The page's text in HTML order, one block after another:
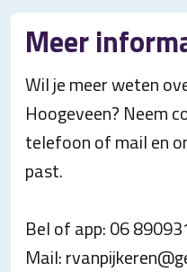
Meer
Wil je meer weten
Hoogeveen? Neem
telefoon of mail en
past.
Bel of app: 06
Mail: